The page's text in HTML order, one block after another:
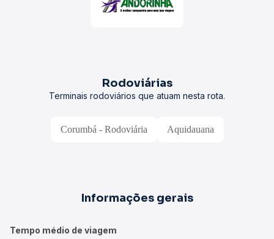
Rodoviárias
Terminais rodoviários que atuam nesta rota.
Corumbá - Rodoviária Aquidauana
Informações gerais
Tempo médio de viagem